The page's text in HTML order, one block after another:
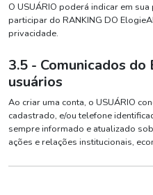
O USUÁRIO poderá indicar em
participar do RANKING DO
privacidade.
3.5 - Comunicados
usuários
Ao criar uma conta, o USUÁRIO
cadastrado, e/ou telefone
sempre informado e atualizado
ações e relações institucionais,